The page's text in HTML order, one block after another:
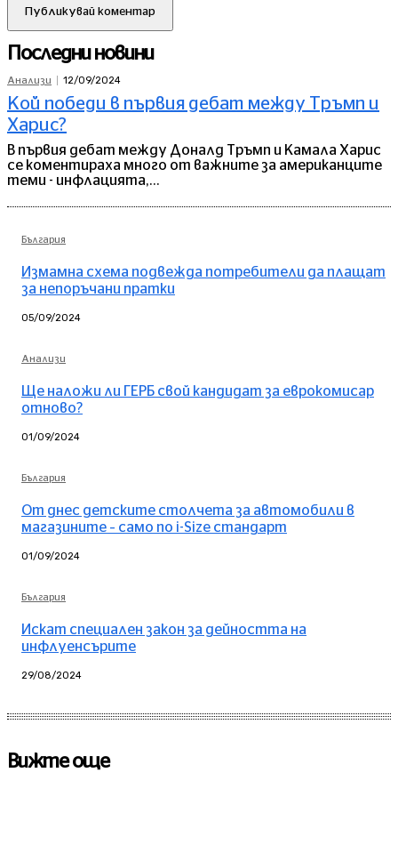
Последни новини
Анализи 12/09/2024
Кой победи в първия дебат между Тръмп и
Харис?
В първия дебат между Доналд Тръмп и Камала Харис
се коментираха много от важните за американците
теми - инфлацията,...
България
Измамна схема подвежда потребители да плащат
за непоръчани пратки
05/09/2024
Анализи
Ще наложи ли ГЕРБ свой кандидат за еврокомисар
отново?
01/09/2024
България
От днес детските столчета за автомобили в
магазините – само по i-Size стандарт
01/09/2024
България
Искат специален закон за дейността на
инфлуенсърите
29/08/2024
Вижте още